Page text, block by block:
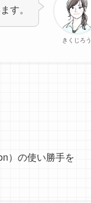
きくじろう
す。
）の使い勝手を